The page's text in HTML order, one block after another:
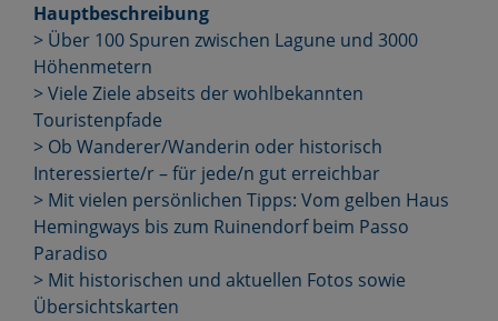
Hauptbeschreibung
> Über 100 Spuren zwischen Lagune und 3000
Höhenmetern
> Viele Ziele abseits der wohlbekannten
Touristenpfade
> Ob Wanderer/Wanderin oder historisch
Interessierte/r – für jede/n gut erreichbar
> Mit vielen persönlichen Tipps: Vom gelben Haus
Hemingways bis zum Ruinendorf beim Passo
Paradiso
> Mit historischen und aktuellen Fotos sowie
Übersichtskarten